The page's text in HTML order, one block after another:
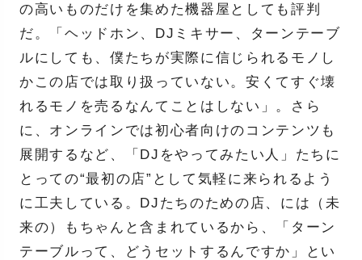
の高いものだけを集めた機器屋としても評判
だ。「ヘッドホン、DJミキサー、ターンテーブ
ルにしても、僕たちが実際に信じられるモノし
かこの店では取り扱っていない。安くてすぐ壊
れるモノを売るなんてことはしない」。さら
に、オンラインでは初心者向けのコンテンツも
展開するなど、「DJをやってみたい人」たちに
とっての“最初の店”として気軽に来られるよう
に工夫している。DJたちのための店、には（未
来の）もちゃんと含まれているから、「ターン
テーブルって、どうセットするんですか」とい